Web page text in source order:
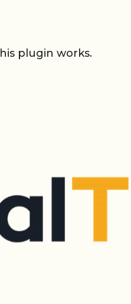
plugin works.